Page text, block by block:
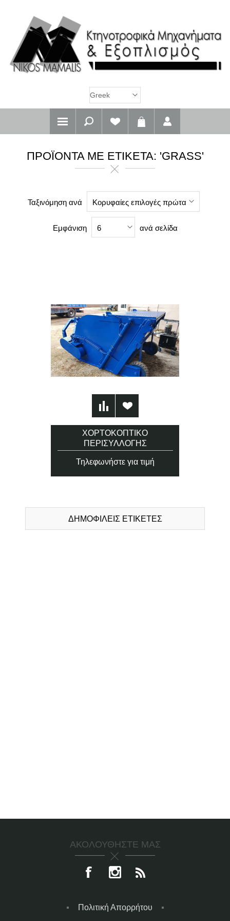
ΠΡΟΪΌΝΤΑ ΜΕ ΕΤΙΚΈΤΑ: 'GRASS'
Ταξινόμηση ανά Κορυφαίες επιλογές πρώτα
Εμφάνιση 6 ανά σελίδα
ΧΟΡΤΟΚΟΠΤΙΚΌ
ΠΕΡΙΣΥΛΛΟΓΉΣ
Τηλεφωνήστε για τιμή
ΔΗΜΟΦΙΛΕΙΣ ΕΤΙΚΕΤΕΣ
ΑΚΟΛΟΥΘΉΣΤΕ ΜΑΣ
Πολιτική Απορρήτου